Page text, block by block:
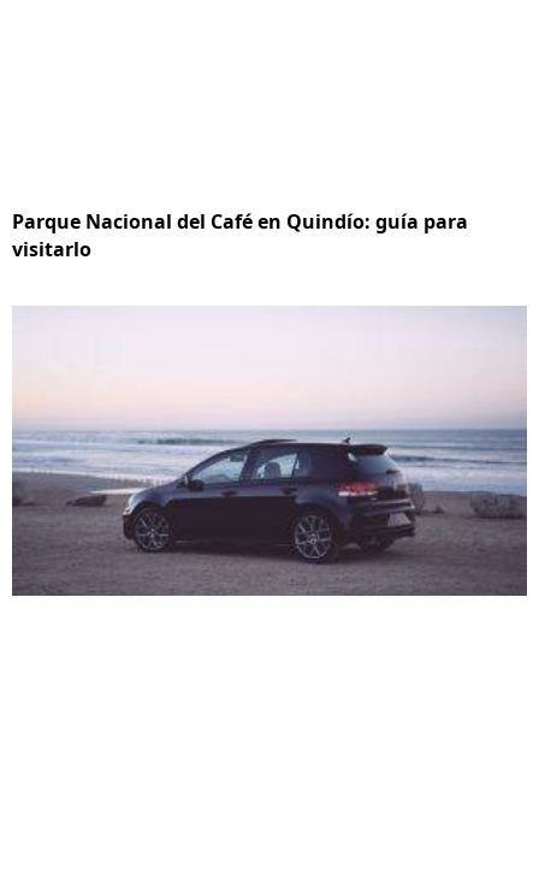
Parque Nacional del Café en Quindío: guía para
visitarlo